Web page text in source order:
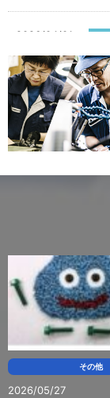
2026/04/01
2026/01/20
NEDOプロジェクト
浮体ブイ向け低動
ALTIMAの採用につ
新型アルミボルト
2026/01/15
第2回クルマのサス
2026/01/08
フロードリルファス
た。
その他
2026/05/27